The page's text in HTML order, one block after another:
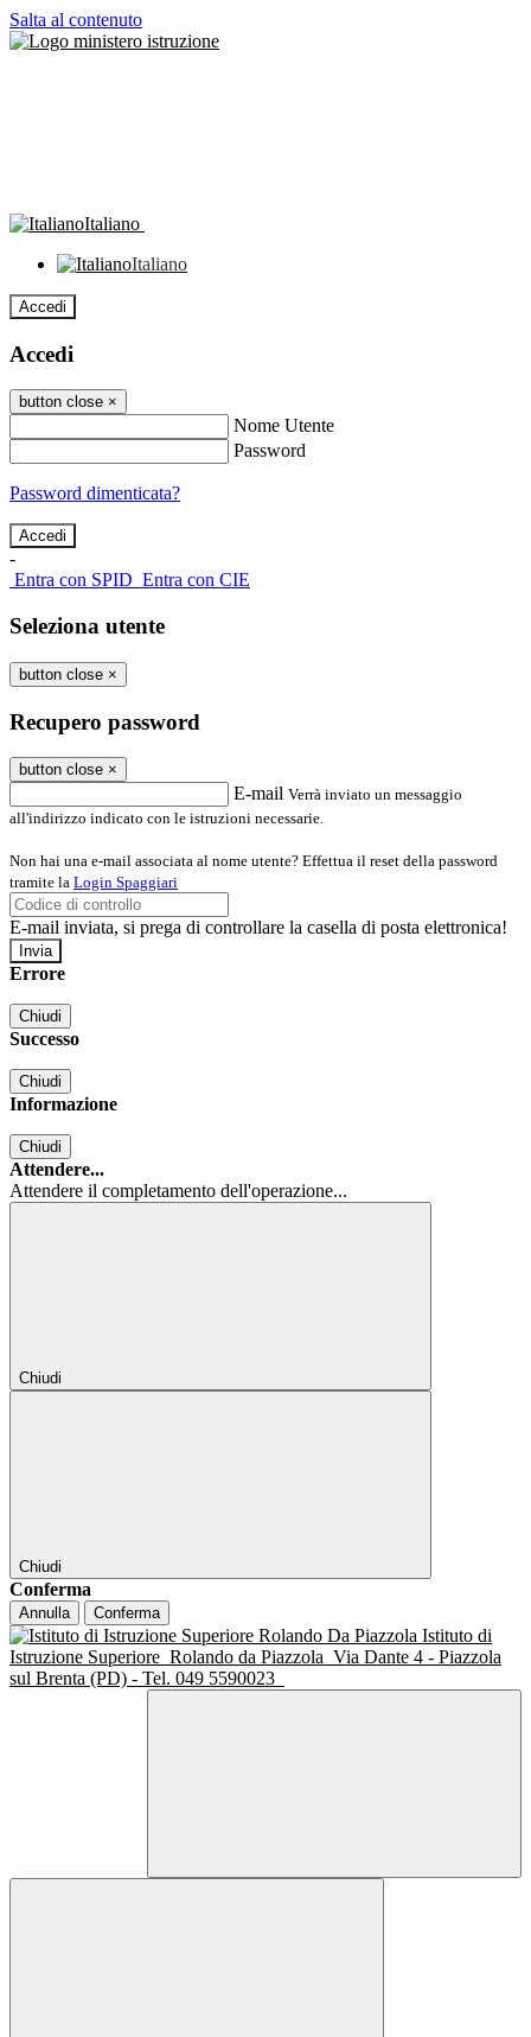
Salta al contenuto
Italiano
Italiano
Accedi
Accedi
button close ×
Nome Utente
Password
Password dimenticata?
-
Entra con SPID Entra con CIE
Seleziona utente
button close ×
Recupero password
button close ×
E-mail Verrà inviato un messaggio
all'indirizzo indicato con le istruzioni necessarie.
Non hai una e-mail associata al nome utente? Effettua il reset della password
tramite la Login Spaggiari
E-mail inviata, si prega di controllare la casella di posta elettronica!
Errore
Chiudi
Successo
Chiudi
Informazione
Chiudi
Attendere...
Attendere il completamento dell'operazione...
Chiudi
Chiudi
Conferma
Annulla Conferma
Istituto di
Istruzione Superiore Rolando da Piazzola Via Dante 4 - Piazzola
sul Brenta (PD) - Tel. 049 5590023